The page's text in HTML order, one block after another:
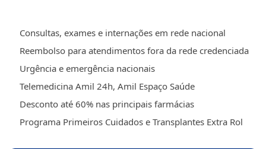
Consultas, exames e internações em rede nacional
Reembolso para atendimentos fora da rede credenciada
Urgência e emergência nacionais
Telemedicina Amil 24h, Amil Espaço Saúde
Desconto até 60% nas principais farmácias
Programa Primeiros Cuidados e Transplantes Extra Rol